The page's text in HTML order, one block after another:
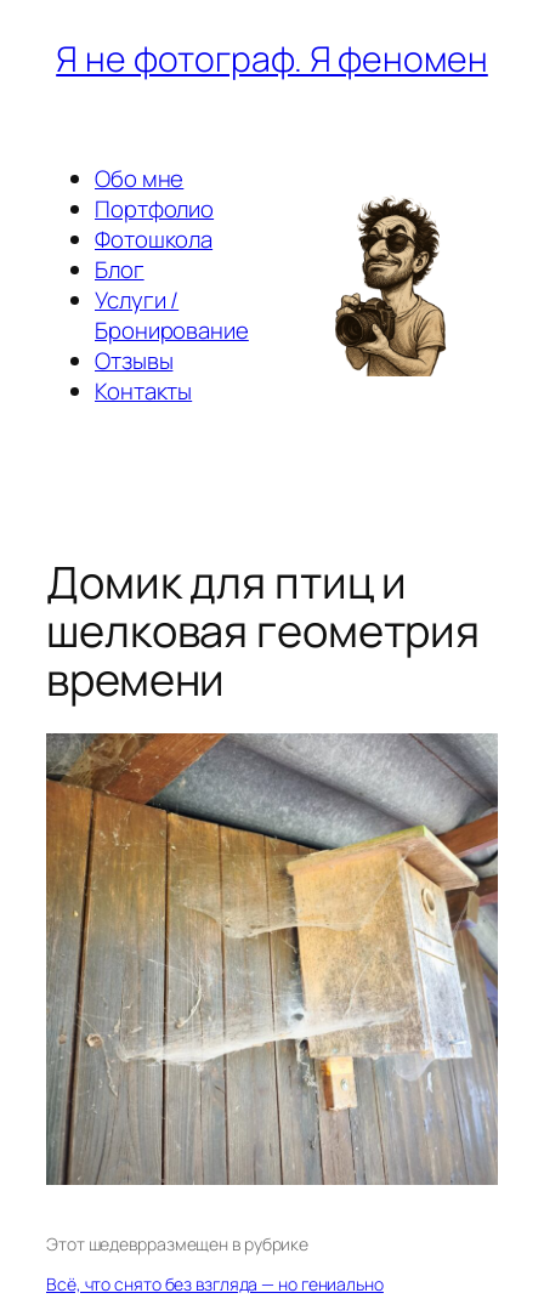
ПерейтиЯ не фотограф. Я феномен
Обо мне
Портфолио
Фотошкола
Блог
Услуги /
Бронирование
Отзывы
Контакты
Домик для птиц и
шелковая геометрия
времени
Этот шедеврразмещен в рубрике
Всё, что снято без взгляда — но гениально